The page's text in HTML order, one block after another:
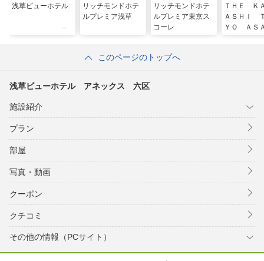
浅草ビューホテル
リッチモンドホテ
ルプレミア浅草
リッチモンドホテ
ルプレミア東京ス
コーレ
ＴＨＥ Ｋ
ＡＳＨＩ
ＹＯ ＡＳ
このページのトップへ
浅草ビューホテル アネックス 六区
施設紹介
プラン
部屋
写真・動画
クーポン
クチコミ
その他の情報（PCサイト）